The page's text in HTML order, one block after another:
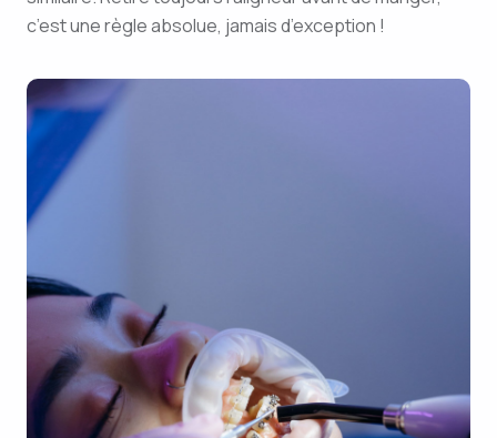
c’est une règle absolue, jamais d’exception !